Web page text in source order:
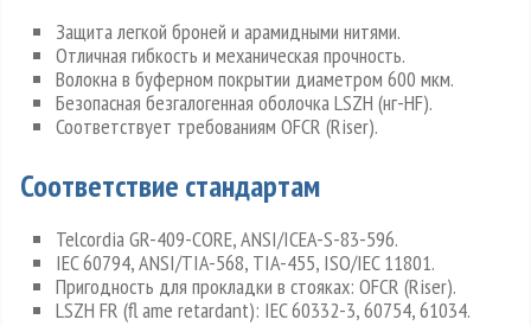
Защита легкой броней и арамидными нитями.
Отличная гибкость и механическая прочность.
Волокна в буферном покрытии диаметром 600 мкм.
Безопасная безгалогенная оболочка LSZH (нг-HF).
Соответствует требованиям OFCR (Riser).
Соответствие стандартам
Telcordia GR-409-CORE, ANSI/ICEA-S-83-596.
IEC 60794, ANSI/TIA-568, TIA-455, ISO/IEC 11801.
Пригодность для прокладки в стояках: OFCR (Riser).
LSZH FR (fl ame retardant): IEC 60332-3, 60754, 61034.